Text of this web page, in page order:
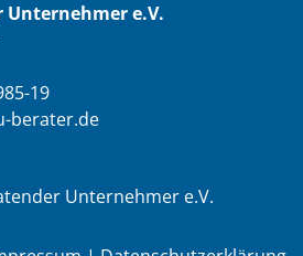
e.V.
19
berater.de
Unternehmer e.V.